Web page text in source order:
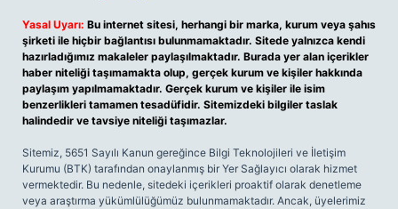
Yasal Uyarı: Bu internet sitesi, herhangi bir marka, kurum veya şahıs
şirketi ile hiçbir bağlantısı bulunmamaktadır. Sitede yalnızca kendi
hazırladığımız makaleler paylaşılmaktadır. Burada yer alan içerikler
haber niteliği taşımamakta olup, gerçek kurum ve kişiler hakkında
paylaşım yapılmamaktadır. Gerçek kurum ve kişiler ile isim
benzerlikleri tamamen tesadüfidir. Sitemizdeki bilgiler taslak
halindedir ve tavsiye niteliği taşımazlar.
Sitemiz, 5651 Sayılı Kanun gereğince Bilgi Teknolojileri ve İletişim
Kurumu (BTK) tarafından onaylanmış bir Yer Sağlayıcı olarak hizmet
vermektedir. Bu nedenle, sitedeki içerikleri proaktif olarak denetleme
veya araştırma yükümlülüğümüz bulunmamaktadır. Ancak, üyelerimiz